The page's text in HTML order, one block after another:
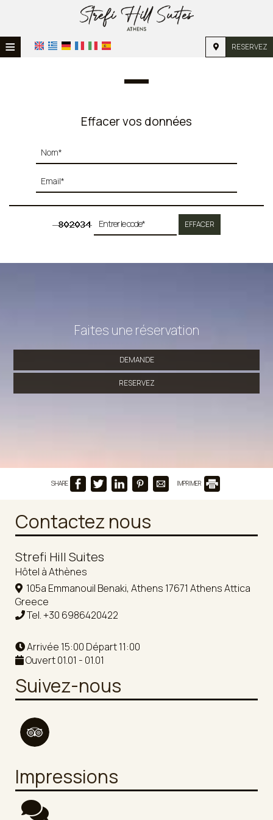
≡ RESERVEZ
HÉBERGEMENT
Effacer vos données
EFFACER
Faites une réservation
DEMANDE
RESERVEZ
SHARE IMPRIMER
Contactez nous
Strefi Hill Suites
Hôtel à Athènes
105a Emmanouil Benaki, Athens 17671 Athens Attica
Greece
Tel.+30 6986420422
Arrivée 15:00 Départ 11:00
Ouvert 01.01 - 01.01
Suivez-nous
Impressions